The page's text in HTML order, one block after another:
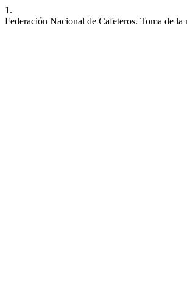
1.
Federación Nacional de Cafeteros. Toma de